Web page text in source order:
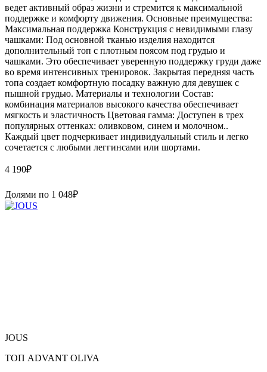
ведет активный образ жизни и стремится к максимальной
поддержке и комфорту движения. Основные преимущества:
Максимальная поддержка Конструкция с невидимыми глазу
чашками: Под основной тканью изделия находится
дополнительный топ с плотным поясом под грудью и
чашками. Это обеспечивает уверенную поддержку груди даже
во время интенсивных тренировок. Закрытая передняя часть
топа создает комфортную посадку важную для девушек с
пышной грудью. Материалы и технологии Состав:
комбинация материалов высокого качества обеспечивает
мягкость и эластичность Цветовая гамма: Доступен в трех
популярных оттенках: оливковом, синем и молочном..
Каждый цвет подчеркивает индивидуальный стиль и легко
сочетается с любыми леггинсами или шортами.
4 190₽
Долями по 1 048₽
JOUS
ТОП ADVANT OLIVA